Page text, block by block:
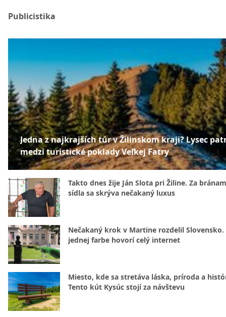
Publicistika
Jedna z najkrajších túr v Žilinskom kraji? Lysec
medzi turistické poklady Veľkej Fatry
Takto dnes žije Ján Slota pri Žiline. Za
sídla sa skrýva nečakaný luxus
Nečakaný krok v Martine rozdelil Slovensko.
jednej farbe hovorí celý internet
Miesto, kde sa stretáva láska, príroda a
Tento kút Kysúc stojí za návštevu